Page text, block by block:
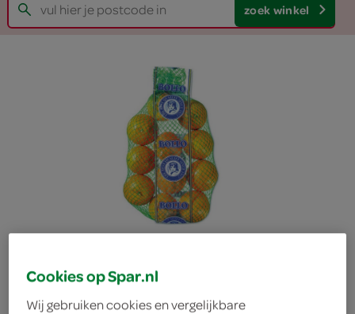
zoek winkel
Cookies op Spar.nl
Wij gebruiken cookies en vergelijkbare